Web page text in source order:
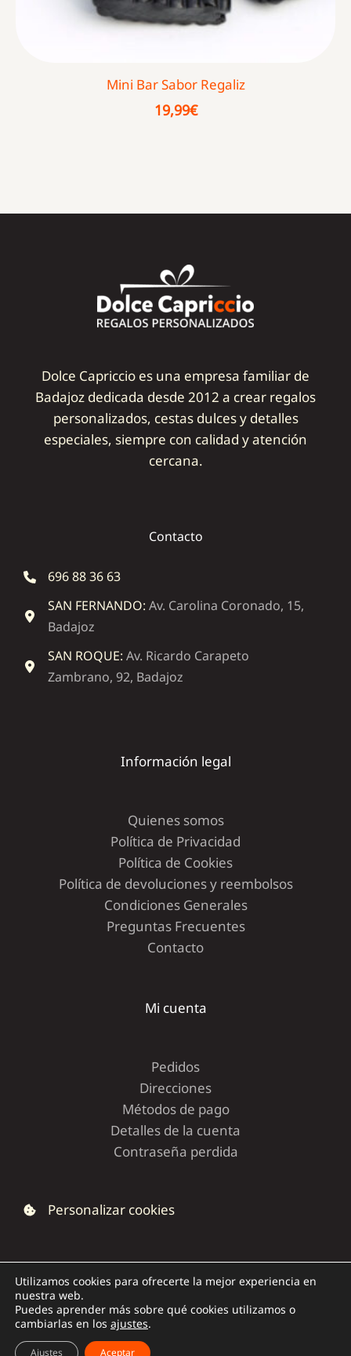
Mini Bar Sabor Regaliz
19,99€
Dolce Capriccio es una empresa familiar de
Badajoz dedicada desde 2012 a crear regalos
personalizados, cestas dulces y detalles
especiales, siempre con calidad y atención
cercana.
Contacto
696 88 36 63
SAN FERNANDO: Av. Carolina Coronado, 15,
Badajoz
SAN ROQUE: Av. Ricardo Carapeto
Zambrano, 92, Badajoz
Información legal
Quienes somos
Política de Privacidad
Política de Cookies
Política de devoluciones y reembolsos
Condiciones Generales
Preguntas Frecuentes
Contacto
Mi cuenta
Pedidos
Direcciones
Métodos de pago
Detalles de la cuenta
Contraseña perdida
Personalizar cookies
Copyright © 2026 | Dolce Capriccio
Utilizamos cookies para ofrecerte la mejor experiencia en
nuestra web.
Puedes aprender más sobre qué cookies utilizamos o
cambiarlas en los ajustes.
Aceptar
Ajustes